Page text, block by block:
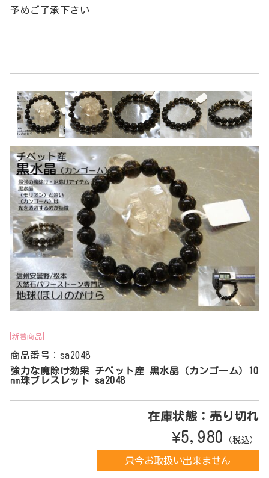
予めご了承下さい
新着商品
商品番号：sa2048
強力な魔除け効果 チベット産 黒水晶（カンゴーム）10
㎜珠ブレスレット sa2048
在庫状態：売り切れ
¥5,980 （税込）
只今お取扱い出来ません